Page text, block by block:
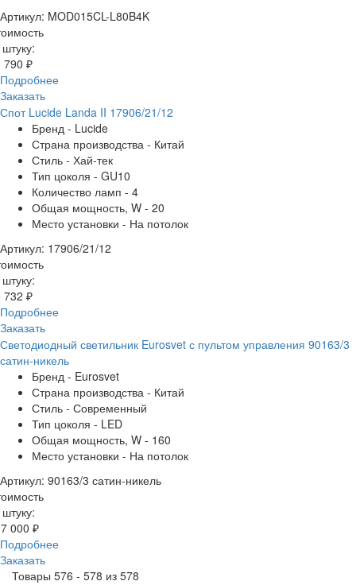
Артикул: MOD015CL-L80B4K
790 ₽
Подробнее
Заказать
Спот Lucide Landa II 17906/21/12
Бренд - Lucide
Страна производства - Китай
Стиль - Хай-тек
Тип цоколя - GU10
Количество ламп - 4
Общая мощность, W - 20
Место установки - На потолок
Артикул: 17906/21/12
732 ₽
Подробнее
Заказать
Светодиодный светильник Eurosvet с пультом управления 90163/3
сатин-никель
Бренд - Eurosvet
Страна производства - Китай
Стиль - Современный
Тип цоколя - LED
Общая мощность, W - 160
Место установки - На потолок
Артикул: 90163/3 сатин-никель
000 ₽
Подробнее
Заказать
Товары 576 - 578 из 578